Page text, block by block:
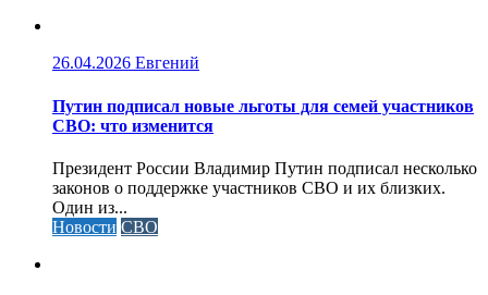
26.04.2026 Евгений
Путин подписал новые льготы для семей участников
СВО: что изменится
Президент России Владимир Путин подписал несколько
законов о поддержке участников СВО и их близких.
Один из...
Новости СВО